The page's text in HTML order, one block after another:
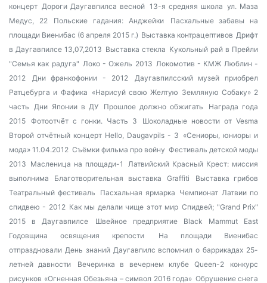
концерт Дороги Даугавпилса весной 13-я средняя школа ул. Маза
Медус, 22
Польские гадания: Анджейки
Пасхальные забавы на
площади Виенибас (6 апреля 2015 г.) Выставка контрацептивов Дрифт
в Даугавпилсе 13,07,2013 Выставка стекла Кукольный рай в Прейли
"Семья как радуга" Локо - Ожель 2013 Локомотив - КМЖ Люблин -
2012
Дни франкофонии - 2012
Даугавпилсский музей приобрел
Ратцебурга и Фафика «Нарисуй свою Желтую Земляную Собаку» 2
часть
Дни Японии в ДУ Прошлое должно обжигать
Награда года
2015 Фотоотчёт с гонки. Часть 3
Шоколадные новости от Vesma
Второй отчётный концерт Hello, Daugavpils - 3 «Сениоры, юниоры и
мода» 11.04.2012 Съёмки фильма про войну Фестиваль детской моды
2013 Масленица на площади-1
Латвийский Красный Крест: миссия
выполнима
Благотворительная выставка Graffiti
Выставка грибов
Театральный фестиваль
Пасхальная ярмарка Чемпионат Латвии по
спидвею - 2012 Как мы делали чище этот мир Спидвей; "Grand Prix"
2015 в Даугавпилсе
Швейное предприятие Black Mammut East
Годовщина освящения крепости
На площади Виенибас
отпраздновали День знаний Даугавпилс вспомнил о баррикадах 25-
летней давности
Вечеринка в вечернем клубе Queen-2
конкурс
рисунков «Огненная Обезьяна – символ 2016 года» Обрушение снега